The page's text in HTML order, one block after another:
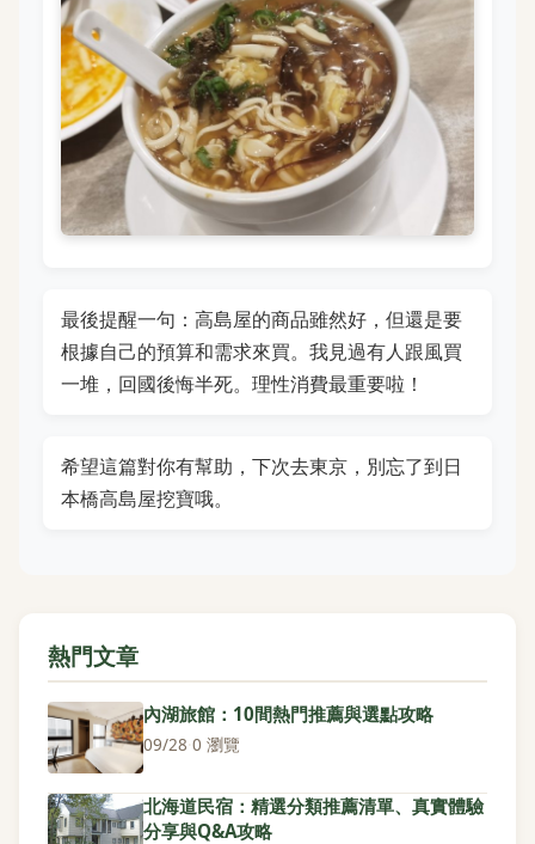
最後提醒一句：高島屋的商品雖然好，但還是要
根據自己的預算和需求來買。我見過有人跟風買
一堆，回國後悔半死。理性消費最重要啦！
希望這篇對你有幫助，下次去東京，別忘了到日
本橋高島屋挖寶哦。
熱門文章
內湖旅館：10間熱門推薦與選點攻略
09/28·0 瀏覽
北海道民宿：精選分類推薦清單、真實體驗
分享與Q&A攻略